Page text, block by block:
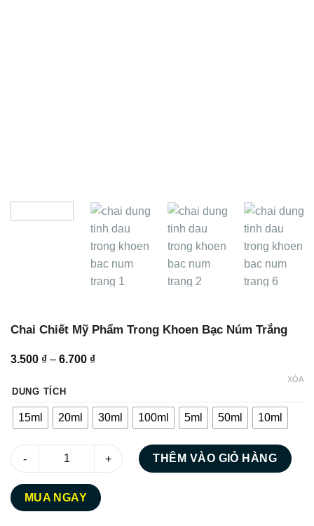
Chai Chiết Mỹ Phẩm Trong Khoen Bạc Núm Trắng
3.500 ₫ – 6.700 ₫Khoảng
6.700 ₫
DUNG TÍCH
15ml 20ml 30ml 100ml 5ml 50ml 10ml
XÓA
Chai Chiết Mỹ Phẩm Trong Khoen Bạc Núm Trắng số lượng
THÊM VÀO GIỎ HÀNG
MUA NGAY